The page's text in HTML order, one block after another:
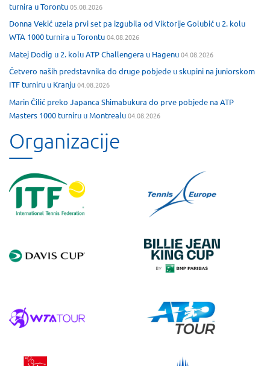
turnira u Torontu05.08.2026
Donna Vekić uzela prvi set pa izgubila od Viktorije Golubić u 2. kolu
WTA 1000 turnira u Torontu04.08.2026
Matej Dodig u 2. kolu ATP Challengera u Hagenu04.08.2026
Četvero naših predstavnika do druge pobjede u skupini na juniorskom
ITF turniru u Kranju04.08.2026
Marin Čilić preko Japanca Shimabukura do prve pobjede na ATP
Masters 1000 turniru u Montrealu04.08.2026
Organizacije